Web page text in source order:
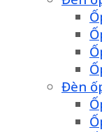
Đèn